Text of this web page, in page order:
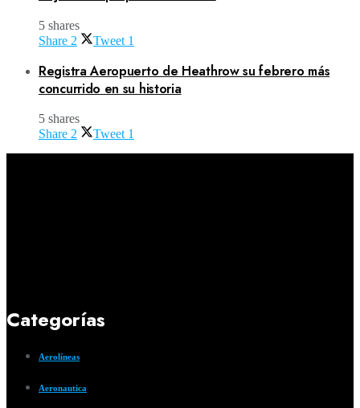
5 shares
Share 2 Tweet 1
Registra Aeropuerto de Heathrow su febrero más
concurrido en su historia
5 shares
Share 2 Tweet 1
Categorías
Aerolíneas
Aeronautica